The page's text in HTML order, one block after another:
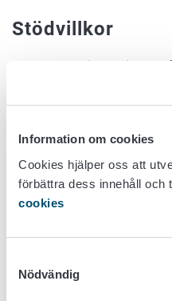
Information om cookies
Cookies hjälper oss att
förbättra dess innehåll och
cookies
Nödvändig
Stödvillkor
Ansökningsguide om
Anvisningarna om
Så här ansöker
Du kan ansöka om stöd i
samband med ansökan om
Logga in till Viputjänsten